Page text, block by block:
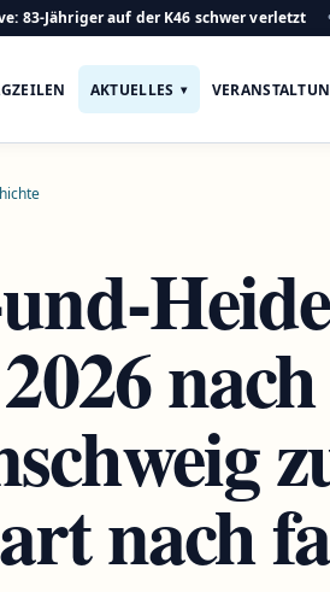
83-Jähriger auf der K46 schwer verletzt
AKTUELLES
nach
nach